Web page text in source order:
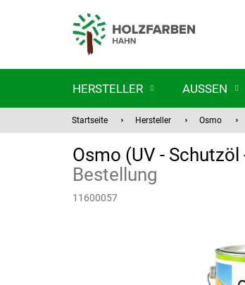
HERSTELLER AUSSEN
Startseite Hersteller Osmo
Osmo (UV -
Bestellung
11600057